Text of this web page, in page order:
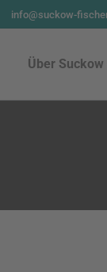
info@suckow-
Über
Über